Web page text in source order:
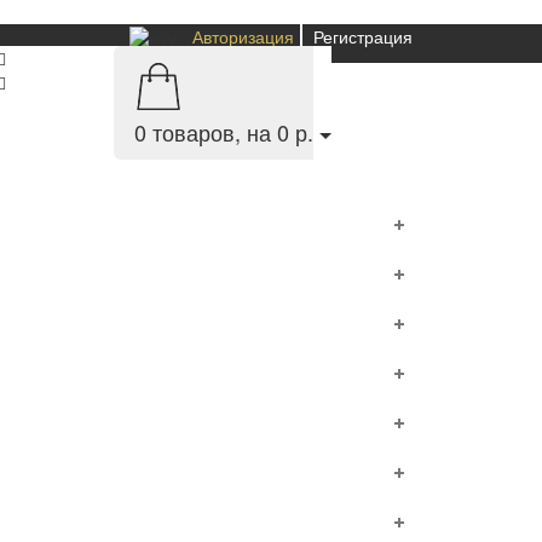
Авторизация
Регистрация
0 товаров, на 0 р.